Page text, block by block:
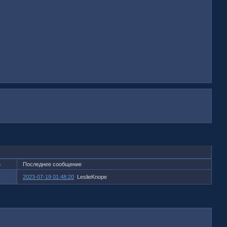
Последнее сообщение
2023-07-19 01:48:20 LeslieKnope